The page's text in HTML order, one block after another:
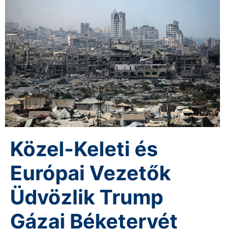
Közel-Keleti és
Európai Vezetők
Üdvözlik Trump
Gázai Béketervét